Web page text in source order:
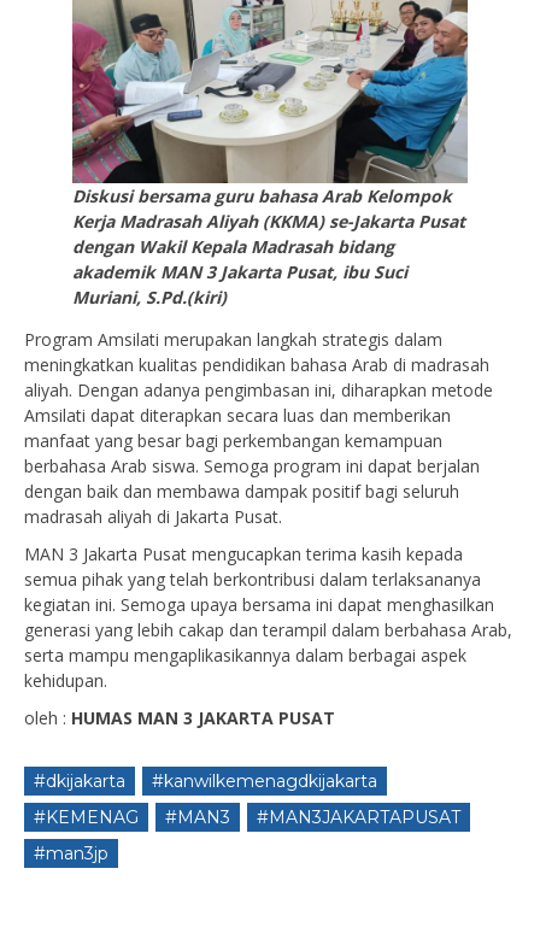
Diskusi bersama guru bahasa Arab Kelompok
Kerja Madrasah Aliyah (KKMA) se-Jakarta Pusat
dengan Wakil Kepala Madrasah bidang
akademik MAN 3 Jakarta Pusat, ibu Suci
Muriani, S.Pd.(kiri)
Program Amsilati merupakan langkah strategis dalam
meningkatkan kualitas pendidikan bahasa Arab di madrasah
aliyah. Dengan adanya pengimbasan ini, diharapkan metode
Amsilati dapat diterapkan secara luas dan memberikan
manfaat yang besar bagi perkembangan kemampuan
berbahasa Arab siswa. Semoga program ini dapat berjalan
dengan baik dan membawa dampak positif bagi seluruh
madrasah aliyah di Jakarta Pusat.
MAN 3 Jakarta Pusat mengucapkan terima kasih kepada
semua pihak yang telah berkontribusi dalam terlaksananya
kegiatan ini. Semoga upaya bersama ini dapat menghasilkan
generasi yang lebih cakap dan terampil dalam berbahasa Arab,
serta mampu mengaplikasikannya dalam berbagai aspek
kehidupan.
oleh : HUMAS MAN 3 JAKARTA PUSAT
#dkijakarta
#kanwilkemenagdkijakarta
#KEMENAG
#MAN3
#MAN3JAKARTAPUSAT
#man3jp